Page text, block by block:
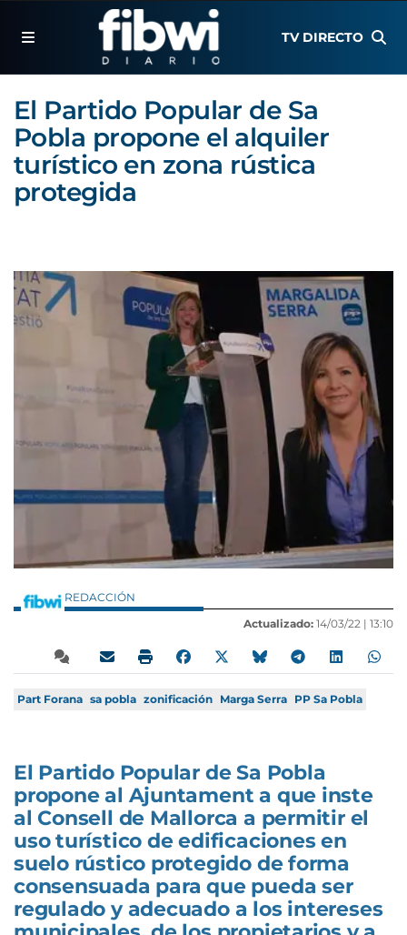
TV DIRECTO
El Partido Popular de Sa
Pobla propone el alquiler
turístico en zona rústica
protegida
REDACCIÓN
Actualizado: 14/03/22 | 13:10
Part Forana sa pobla zonificación Marga Serra PP Sa Pobla
El Partido Popular de Sa Pobla
propone al Ajuntament a que inste
al Consell de Mallorca a permitir el
uso turístico de edificaciones en
suelo rústico protegido de forma
consensuada para que pueda ser
regulado y adecuado a los intereses